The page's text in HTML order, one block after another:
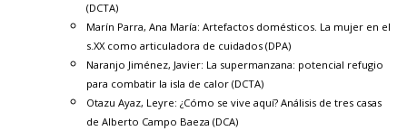
(DCTA)
Marín Parra, Ana María: Artefactos domésticos. La mujer en el
s.XX como articuladora de cuidados (DPA)
Naranjo Jiménez, Javier: La supermanzana: potencial refugio
para combatir la isla de calor (DCTA)
Otazu Ayaz, Leyre: ¿Cómo se vive aquí? Análisis de tres casas
de Alberto Campo Baeza (DCA)